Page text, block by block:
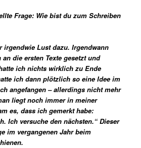
Frage: Wie bist du zum Schreiben
irgendwie Lust dazu. Irgendwann
die ersten Texte gesetzt und
ich nichts wirklich zu Ende
ich dann plötzlich so eine Idee im
angefangen – allerdings nicht mehr
liegt noch immer in meiner
es, dass ich gemerkt habe:
Ich versuche den nächsten.“ Dieser
im vergangenen Jahr beim